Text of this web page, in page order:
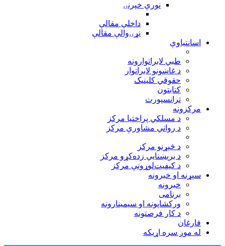
نورې خپرنۍ
داخلي مقالې
نړۍوالې مقالې
اسانتیاوې
طبي لابراتوارونه
د غاښونو لابراتوار
حقوقي کلينيک
کتابتون
ترانسپورت
مرکزونه
د مسلکي پراختيا مرکز
د رواني مشاورې مرکز
د څېړنو مرکز
د برېښنايي زده‌کړو مرکز
د کيفيت‌لوړونې مرکز
سپړنه او خبرونه
خبرونه
برنامی
ورکشاپونه او سيمينارونه
د کار فرصتونه
فارغان
له موږ سره اړيکه